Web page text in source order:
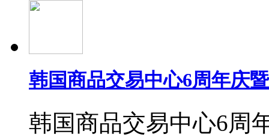
韩国商品交易中心6周年庆
韩国商品交易中心6周